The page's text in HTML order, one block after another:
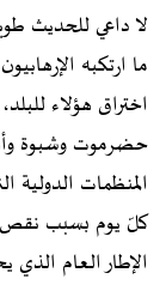
لا داعي للحديث
ما ارتكبه
اختراق هؤلاء
حضرموت وشبوة
المنظمات الدولية
كلّ يوم بسبب نقص
الإطار العام